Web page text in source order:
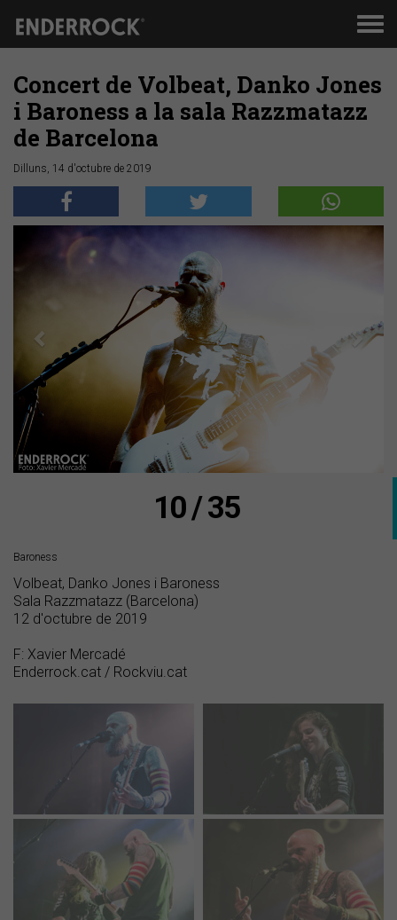
Concert de Volbeat, Danko Jones
i Baroness a la sala Razzmatazz
de Barcelona
Dilluns, 14 d'octubre de 2019
Anterior
10 / 35
Baroness
Volbeat, Danko Jones i Baroness
Sala Razzmatazz (Barcelona)
12 d'octubre de 2019
F: Xavier Mercadé
Enderrock.cat / Rockviu.cat